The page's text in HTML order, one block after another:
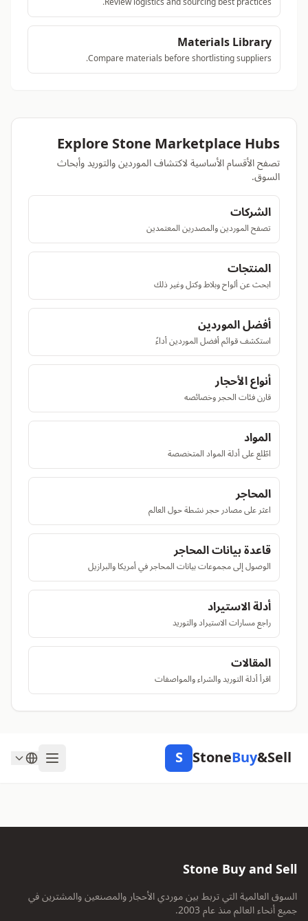
Materials Library
Compare materials before shortlisting suppliers.
Explore Stone Marketplace Hubs
تصفح الأقسام الأساسية لاكتشاف الموردين والتوريد وأبحاث
السوق.
الشركات
تصفح الموردين والمصدرين المعتمدين
المنتجات
ابحث عن ألواح وبلاط وكتل وغير ذلك
أفضل الموردين
استكشف قوائم أفضل الموردين أداءً
أنواع الأحجار
قارن فئات الحجر وخصائصه
المواد
اطّلع على أدلة المواد المتخصصة
المحاجر
اعثر على مصادر حجر نشطة حول العالم
قاعدة بيانات المحاجر
الوصول إلى مجموعات بيانات المحاجر في أمريكا والبرازيل
أدلة الاستيراد
راجع مسارات الاستيراد والتوريد
المقالات
اقرأ أدلة التوريد والشراء والمواصفات
S StoneBuy&Sell
Stone Buy and Sell
السوق العالمية التي تربط بين موردي الأحجار والمصنعين والمشترين في
جميع أنحاء العالم منذ عام 2003.